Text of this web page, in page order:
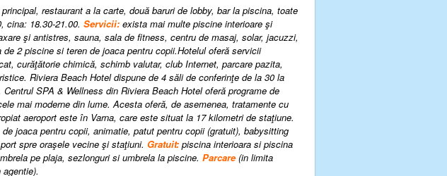
restaurant a la carte, două baruri de lobby, bar la piscina, toate
cina: 18.30-21.00. Servicii: exista mai multe piscine interioare şi
şi antistres, sauna, sala de fitness, centru de masaj, solar, jacuzzi,
2 piscine si teren de joaca pentru copii.Hotelul oferă servicii
curăţătorie chimică, schimb valutar, club Internet, parcare pazita,
Riviera Beach Hotel dispune de 4 săli de conferinţe de la 30 la
SPA & Wellness din Riviera Beach Hotel oferă programe de
mai moderne din lume. Acesta oferă, de asemenea, tratamente cu
aeroport este în Varna, care este situat la 17 kilometri de staţiune.
joaca pentru copii, animatie, patut pentru copii (gratuit), babysitting
spre oraşele vecine şi staţiuni. Gratuit: piscina interioara si piscina
pe plaja, sezlonguri si umbrela la piscine. Parcare(in limita
agentie).